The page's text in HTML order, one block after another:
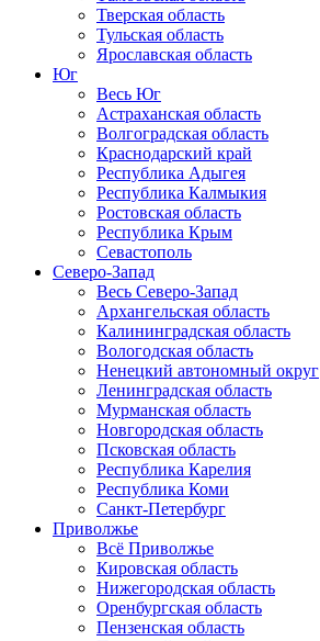
Тверская область
Тульская область
Ярославская область
Юг
Весь Юг
Астраханская область
Волгоградская область
Краснодарский край
Республика Адыгея
Республика Калмыкия
Ростовская область
Республика Крым
Севастополь
Северо-Запад
Весь Северо-Запад
Архангельская область
Калининградская область
Вологодская область
Ненецкий автономный округ
Ленинградская область
Мурманская область
Новгородская область
Псковская область
Республика Карелия
Республика Коми
Санкт-Петербург
Приволжье
Всё Приволжье
Кировская область
Нижегородская область
Оренбургская область
Пензенская область